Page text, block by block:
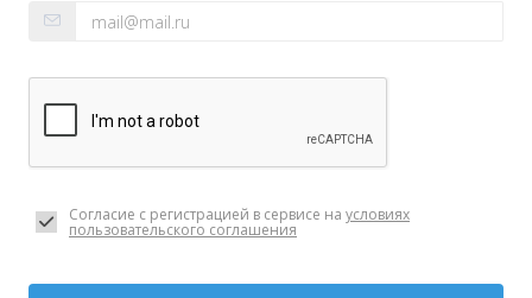
Согласие с регистрацией в сервисе на условиях
пользовательского соглашения